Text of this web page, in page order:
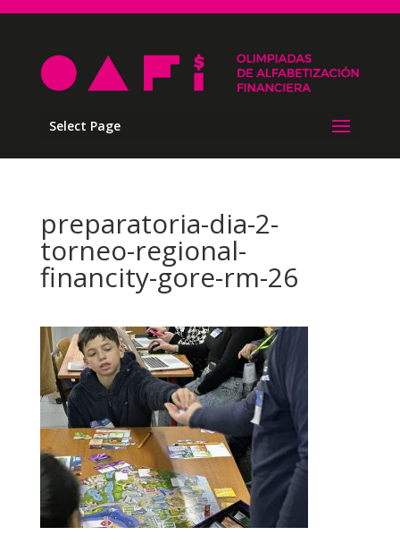
Select Page
preparatoria-dia-2-
torneo-regional-
financity-gore-rm-26